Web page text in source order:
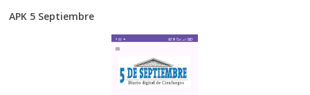
APK 5 Septiembre